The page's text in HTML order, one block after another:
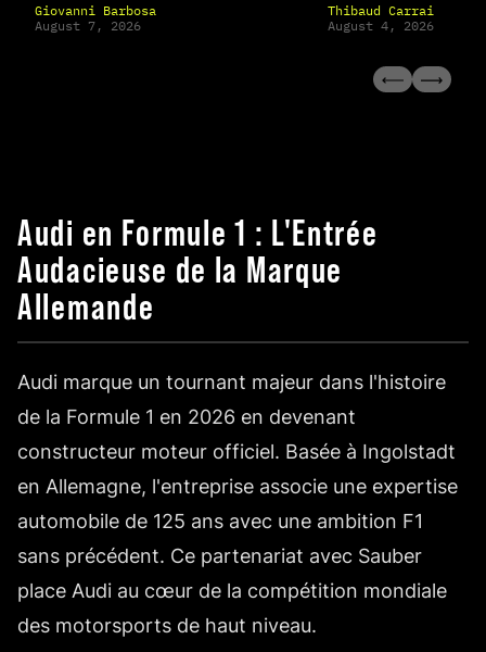
Giovanni Barbosa
August 7, 2026
Thibaud Carrai
August 4, 2026
Audi en Formule 1 : L'Entrée
Audacieuse de la Marque
Allemande
Audi marque un tournant majeur dans l'histoire
de la Formule 1 en 2026 en devenant
constructeur moteur officiel. Basée à Ingolstadt
en Allemagne, l'entreprise associe une expertise
automobile de 125 ans avec une ambition F1
sans précédent. Ce partenariat avec Sauber
place Audi au cœur de la compétition mondiale
des motorsports de haut niveau.